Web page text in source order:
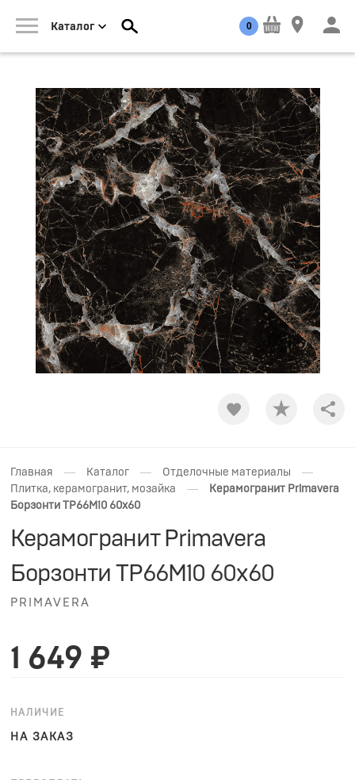
Каталог 0
Главная — Каталог — Отделочные материалы —
Плитка, керамогранит, мозайка —
Керамогранит Primavera
Борзонти TP66M10 60x60
Керамогранит Primavera
Борзонти TP66M10 60x60
PRIMAVERA
1 649 ₽
НАЛИЧИЕ
НА ЗАКАЗ